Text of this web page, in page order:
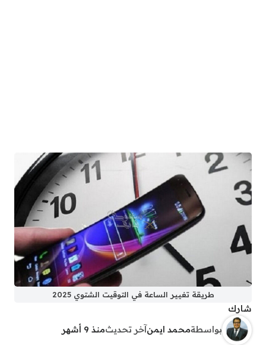
طريقة تغيير الساعة في التوقيت الشتوي 2025
شارك
بواسطةمحمد ايمنآخر تحديثمنذ 9 أشهر